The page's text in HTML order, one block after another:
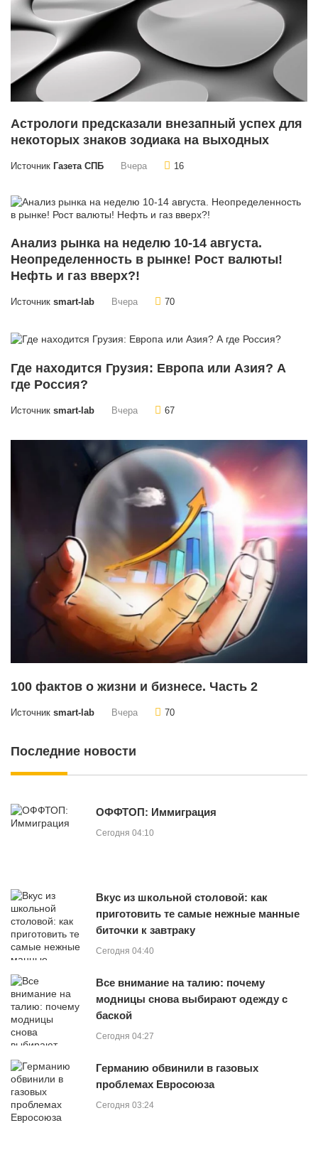
Астрологи предсказали внезапный успех для
некоторых знаков зодиака на выходных
Источник Газета СПБ Вчера 16
Анализ рынка на неделю 10-14 августа.
Неопределенность в рынке! Рост валюты!
Нефть и газ вверх?!
Источник smart-lab Вчера 70
Где находится Грузия: Европа или Азия? А
где Россия?
Источник smart-lab Вчера 67
100 фактов о жизни и бизнесе. Часть 2
Источник smart-lab Вчера 70
Последние новости
ОФФТОП: Иммиграция
Сегодня 04:10
Вкус из школьной столовой: как
приготовить те самые нежные манные
биточки к завтраку
Сегодня 04:40
Все внимание на талию: почему
модницы снова выбирают одежду с
баской
Сегодня 04:27
Германию обвинили в газовых
проблемах Евросоюза
Сегодня 03:24